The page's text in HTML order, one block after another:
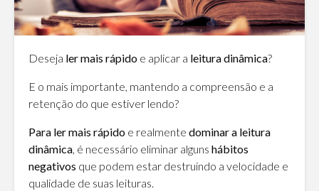
Deseja ler mais rápido e aplicar a leitura dinâmica?
E o mais importante, mantendo a compreensão e a
retenção do que estiver lendo?
Para ler mais rápido e realmente dominar a leitura
dinâmica , é necessário eliminar alguns hábitos
negativos que podem estar destruindo a velocidade e
qualidade de suas leituras.